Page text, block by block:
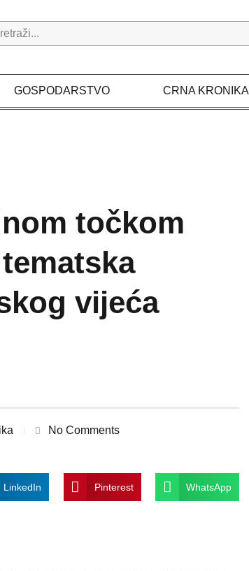
GOSPODARSTVO CRNA KRONIKA
točkom
vijeća
No Comments
LinkedIn Pinterest WhatsApp